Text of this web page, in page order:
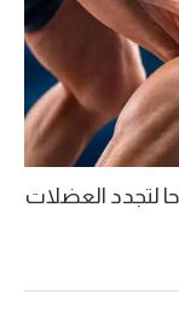
لتجدد العضلات